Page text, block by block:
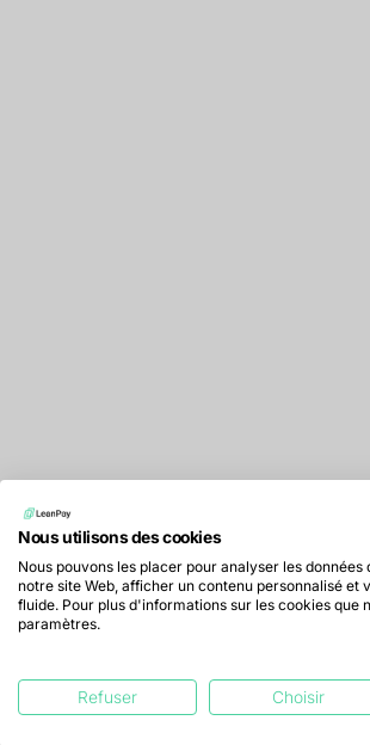
Nous utilisons des cookies
Nous pouvons les placer pour analyser les
notre site Web, afficher un contenu personnalisé et
fluide. Pour plus d'informations sur les cookies que
paramètres.
Refuser Choisir